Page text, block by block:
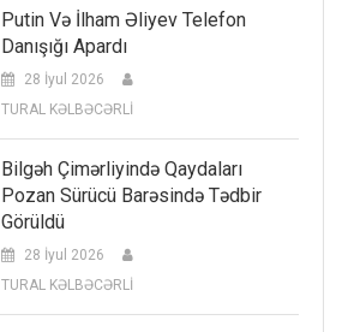
Putin Və İlham Əliyev Telefon
Danışığı Apardı
28 İyul 2026
TURAL KƏLBƏCƏRLİ
Bilgəh Çimərliyində Qaydaları
Pozan Sürücü Barəsində Tədbir
Görüldü
28 İyul 2026
TURAL KƏLBƏCƏRLİ